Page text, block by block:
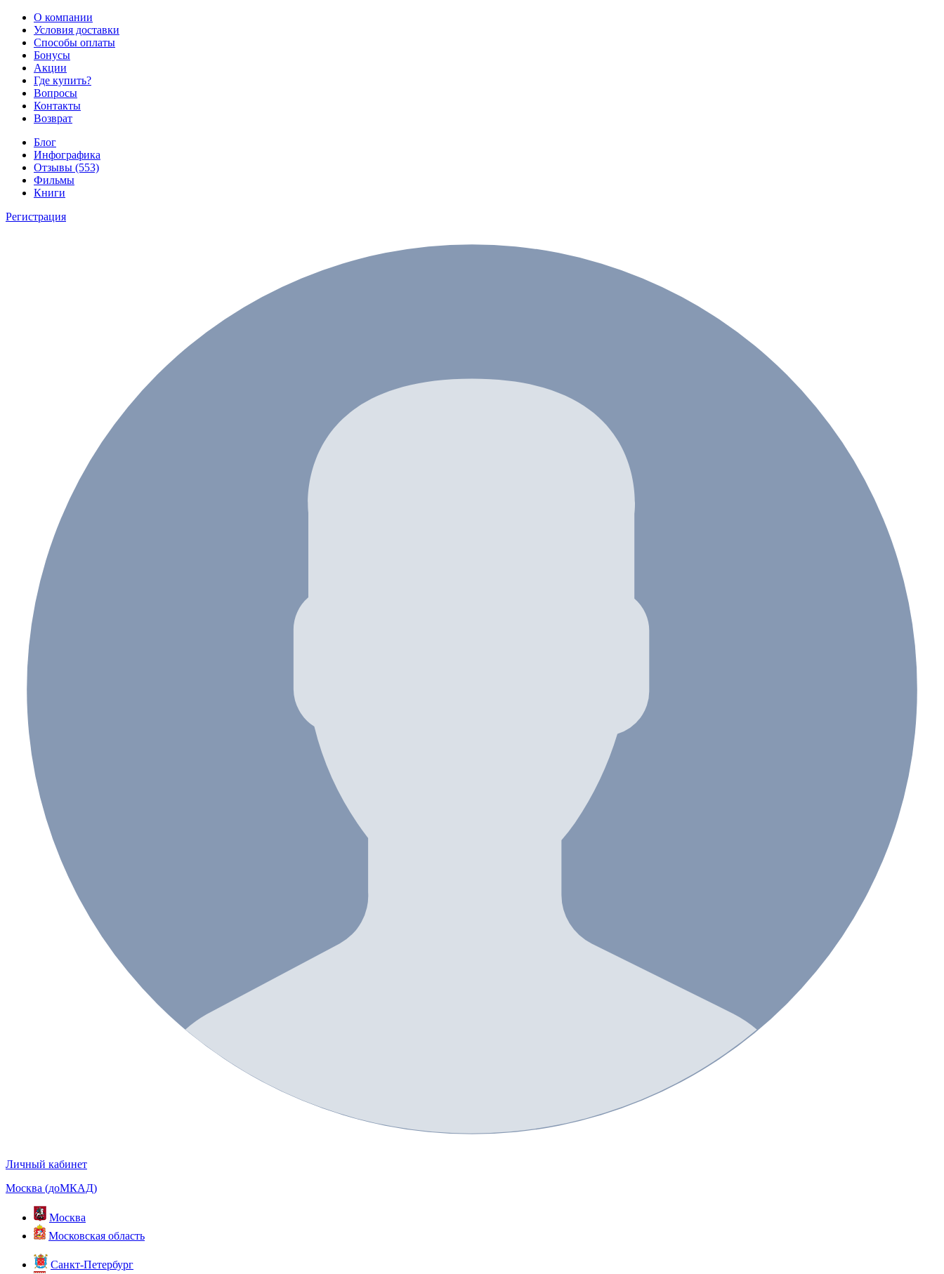
О компании
Условия доставки
Способы оплаты
Бонусы
Акции
Где купить?
Вопросы
Контакты
Возврат
Блог
Инфографика
Отзывы (553)
Фильмы
Книги
Регистрация
Личный кабинет
Москва (доМКАД)
Москва
Московская область
Санкт-Петербург